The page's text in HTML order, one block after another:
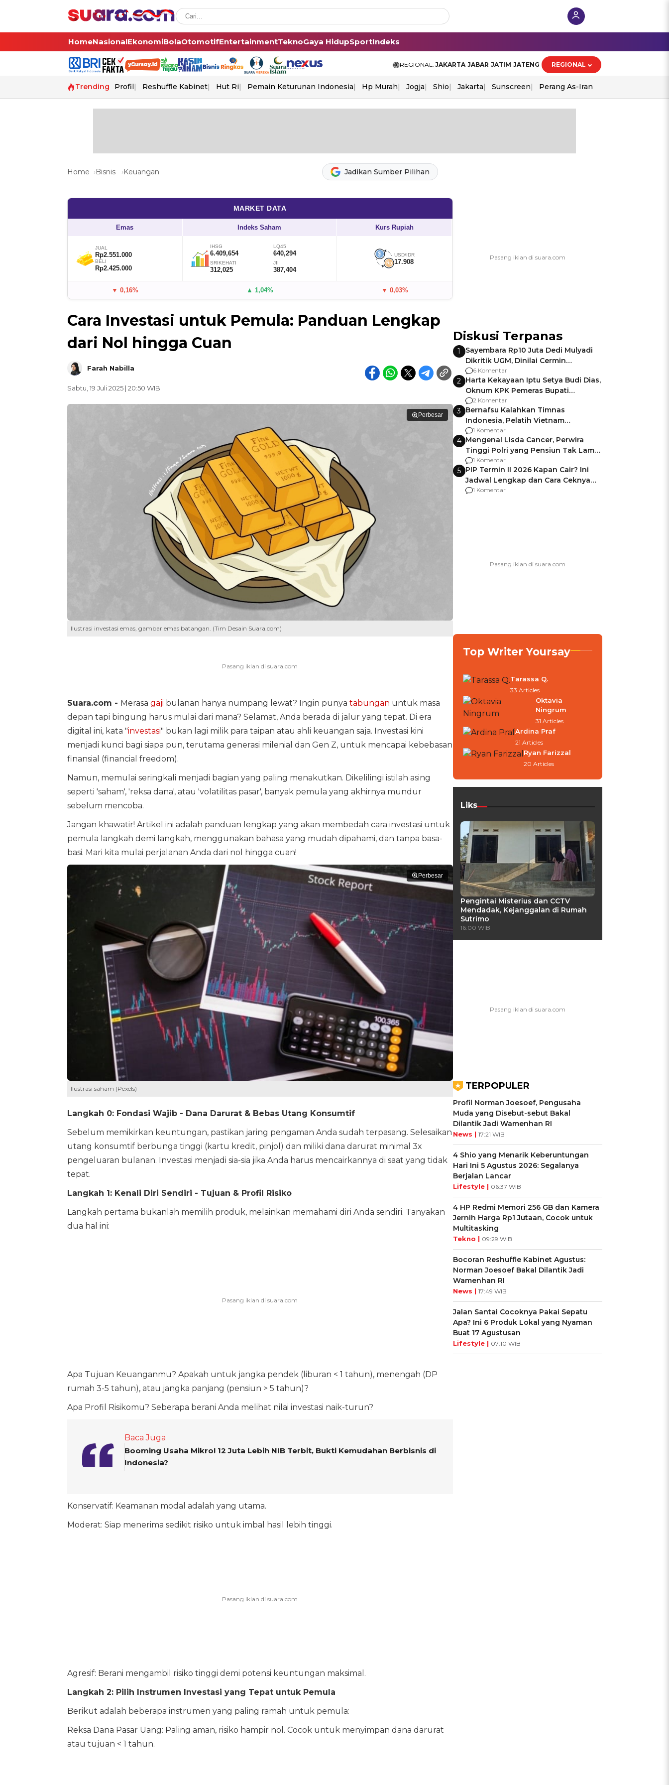
HomeNasionalEkonomiBolaOtomotifEntertainmentTeknoGaya HidupSportIndeks
REGIONAL: JAKARTA JABAR JATIM JATENG REGIONAL
Trending Profil Reshuffle Kabinet Hut Ri Pemain Keturunan Indonesia Hp Murah Jogja Shio Jakarta Sunscreen Perang As-Iran
Home Bisnis Keuangan Jadikan Sumber Pilihan
MARKET DATA
Emas Indeks Saham Kurs Rupiah
JUAL
Rp2.551.000
BELI
Rp2.425.000
IHSG
6.409,654
LQ45
640,294
SRIKEHATI
312,025
JII
387,404
USD/IDR
17.908
▼ 0,16% ▲ 1,04% ▼ 0,03%
Cara Investasi untuk Pemula: Panduan Lengkap
dari Nol hingga Cuan
Farah Nabilla
Sabtu, 19 Juli 2025 | 20:50 WIB
Perbesar
Ilustrasi investasi emas, gambar emas batangan. (Tim Desain Suara.com)
Suara.com - Merasa gaji bulanan hanya numpang lewat? Ingin punya tabungan untuk masa
depan tapi bingung harus mulai dari mana? Selamat, Anda berada di jalur yang tepat. Di era
digital ini, kata "investasi" bukan lagi milik para taipan atau ahli keuangan saja. Investasi kini
menjadi kunci bagi siapa pun, terutama generasi milenial dan Gen Z, untuk mencapai kebebasan
finansial (financial freedom).
Namun, memulai seringkali menjadi bagian yang paling menakutkan. Dikelilingi istilah asing
seperti 'saham', 'reksa dana', atau 'volatilitas pasar', banyak pemula yang akhirnya mundur
sebelum mencoba.
Jangan khawatir! Artikel ini adalah panduan lengkap yang akan membedah cara investasi untuk
pemula langkah demi langkah, menggunakan bahasa yang mudah dipahami, dan tanpa basa-
basi. Mari kita mulai perjalanan Anda dari nol hingga cuan!
Perbesar
Ilustrasi saham (Pexels)
Langkah 0: Fondasi Wajib - Dana Darurat & Bebas Utang Konsumtif
Sebelum memikirkan keuntungan, pastikan jaring pengaman Anda sudah terpasang. Selesaikan
utang konsumtif berbunga tinggi (kartu kredit, pinjol) dan miliki dana darurat minimal 3x
pengeluaran bulanan. Investasi menjadi sia-sia jika Anda harus mencairkannya di saat yang tidak
tepat.
Langkah 1: Kenali Diri Sendiri - Tujuan & Profil Risiko
Langkah pertama bukanlah memilih produk, melainkan memahami diri Anda sendiri. Tanyakan
dua hal ini:
Apa Tujuan Keuanganmu? Apakah untuk jangka pendek (liburan < 1 tahun), menengah (DP
rumah 3-5 tahun), atau jangka panjang (pensiun > 5 tahun)?
Apa Profil Risikomu? Seberapa berani Anda melihat nilai investasi naik-turun?
Baca Juga
Booming Usaha Mikro! 12 Juta Lebih NIB Terbit, Bukti Kemudahan Berbisnis di
Indonesia?
Konservatif: Keamanan modal adalah yang utama.
Moderat: Siap menerima sedikit risiko untuk imbal hasil lebih tinggi.
Agresif: Berani mengambil risiko tinggi demi potensi keuntungan maksimal.
Langkah 2: Pilih Instrumen Investasi yang Tepat untuk Pemula
Berikut adalah beberapa instrumen yang paling ramah untuk pemula:
Reksa Dana Pasar Uang: Paling aman, risiko hampir nol. Cocok untuk menyimpan dana darurat
atau tujuan < 1 tahun.
Diskusi Terpanas
1
Sayembara Rp10 Juta Dedi Mulyadi
Dikritik UGM, Dinilai Cermin
Gagalnya Negara Jamin Keamanan
6 Komentar
2 Harta Kekayaan Iptu Setya Budi Dias,
Oknum KPK Pemeras Bupati
Pemalang
2 Komentar
3 Bernafsu Kalahkan Timnas
Indonesia, Pelatih Vietnam
Berencana Pakai Jimat di Pakansari
1 Komentar
4 Mengenal Lisda Cancer, Perwira
Tinggi Polri yang Pensiun Tak Lama
Usai Jadi Brigjen
1 Komentar
5 PIP Termin II 2026 Kapan Cair? Ini
Jadwal Lengkap dan Cara Ceknya
agar Dana Tidak Hangus!
1 Komentar
Top Writer Yoursay
Tarassa Q.
33 Articles
Oktavia
Ningrum
31 Articles
Ardina Praf
21 Articles
Ryan Farizzal
20 Articles
Liks
Pengintai Misterius dan CCTV
Mendadak, Kejanggalan di Rumah
Sutrimo
16:00 WIB
TERPOPULER
Profil Norman Joesoef, Pengusaha
Muda yang Disebut-sebut Bakal
Dilantik Jadi Wamenhan RI
News | 17:21 WIB
4 Shio yang Menarik Keberuntungan
Hari Ini 5 Agustus 2026: Segalanya
Berjalan Lancar
Lifestyle | 06:37 WIB
4 HP Redmi Memori 256 GB dan Kamera
Jernih Harga Rp1 Jutaan, Cocok untuk
Multitasking
Tekno | 09:29 WIB
Bocoran Reshuffle Kabinet Agustus:
Norman Joesoef Bakal Dilantik Jadi
Wamenhan RI
News | 17:49 WIB
Jalan Santai Cocoknya Pakai Sepatu
Apa? Ini 6 Produk Lokal yang Nyaman
Buat 17 Agustusan
Lifestyle | 07:10 WIB